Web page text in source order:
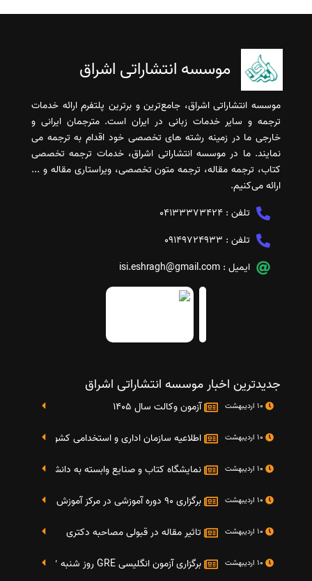
موسسه انتشاراتی اشراق
موسسه انتشاراتی اشراق، جامع‌ترین و برترین پلتفرم ارائه خدمات
ترجمه و سایر خدمات زبانی در ایران است. مترجمان ایرانی و
خارجی ما در زمینه رشته های تخصصی خود اقدام به ترجمه می
نمایند. ما در موسسه انتشاراتی اشراق، خدمات ترجمه تخصصی
کتاب، ترجمه مقاله، ترجمه متون تخصصی، ویراستاری مقاله و ...
ارائه می‌کنیم.
تلفن : 04133373424
تلفن : 09149724933
ایمیل : isi.eshragh@gmail.com
جدیدترین اخبار موسسه انتشاراتی اشراق
آزمون وکالت سال 1405
اطلاعیه سازمان اداری و استخدامی کشور در خصوص
نمایشگاه کتاب و صنایع وابسته به دانشگاه صنعتی شریف 4 الی 8 مهر
برگزاری 90 دوره آموزشی در مرکز آموزش فرهنگی دانشگاه علامه
تاثیر مقاله در قبولی مصاحبه دکتری
برگزاری آزمون انگلیسی GRE روز شنبه 27 شهریور(مقارن با 17 سپتامبر 2016)